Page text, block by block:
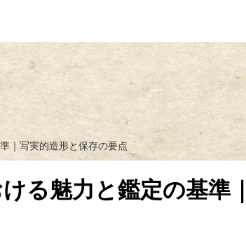
｜写実的造形と保存の要点
る魅力と鑑定の基準